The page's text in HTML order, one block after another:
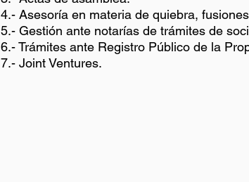
4.- Asesoría en materia de quiebra,
5.- Gestión ante notarías de trámites de
6.- Trámites ante Registro Público de la
7.- Joint Ventures.